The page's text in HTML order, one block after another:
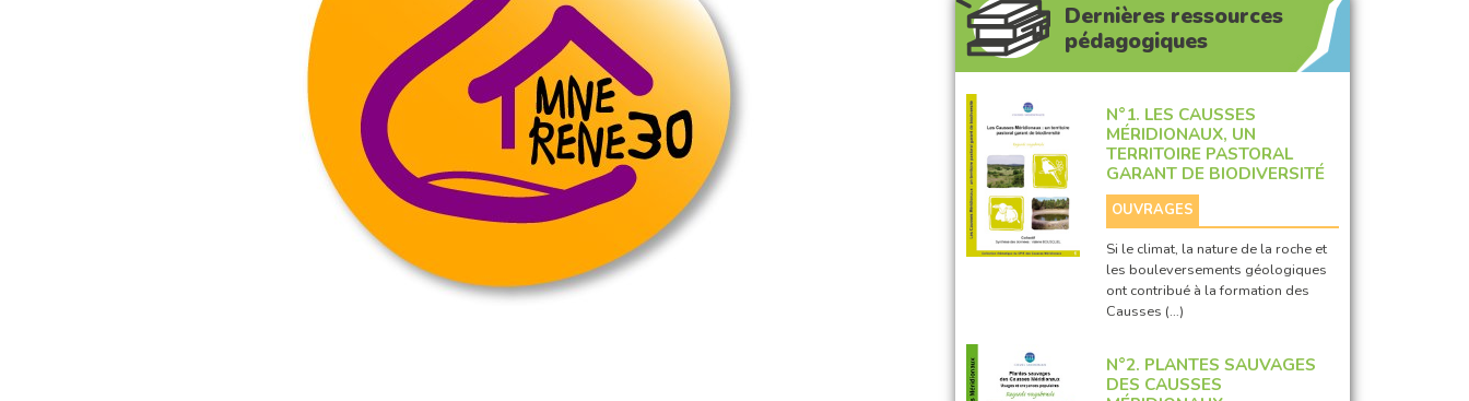
Dernières ressources
pédagogiques
N°1. LES CAUSSES
MÉRIDIONAUX, UN
TERRITOIRE PASTORAL
GARANT DE BIODIVERSITÉ
OUVRAGES
Si le climat, la nature de la roche et
les bouleversements géologiques
ont contribué à la formation des
Causses (…)
N°2. PLANTES SAUVAGES
DES CAUSSES